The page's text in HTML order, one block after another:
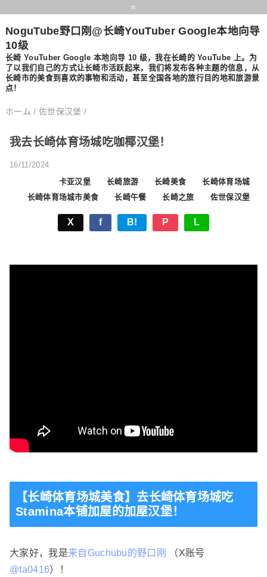
=
NoguTube野口刚@长崎YouTuber Google本地向导
10级
长崎 YouTuber Google 本地向导 10 级，我在长崎的 YouTube 上。为
了以我们自己的方式让长崎市活跃起来，我们将发布各种主题的信息，从
长崎市的美食到喜欢的事物和活动，甚至全国各地的旅行目的地和旅游景
点！
ホーム / 佐世保汉堡 /
我去长崎体育场城吃咖椰汉堡！
16/11/2024
卡亚汉堡
长崎旅游 长崎美食
长崎体育场城
长崎体育场城市美食
长崎午餐 长崎之旅 佐世保汉堡
X f B! P L
【长崎体育场城美食】去长崎体育场城吃
Stamina本铺加屋的加屋汉堡！
大家好，我是来自Guchubu的野口刚
（X账号
@ta0416）！